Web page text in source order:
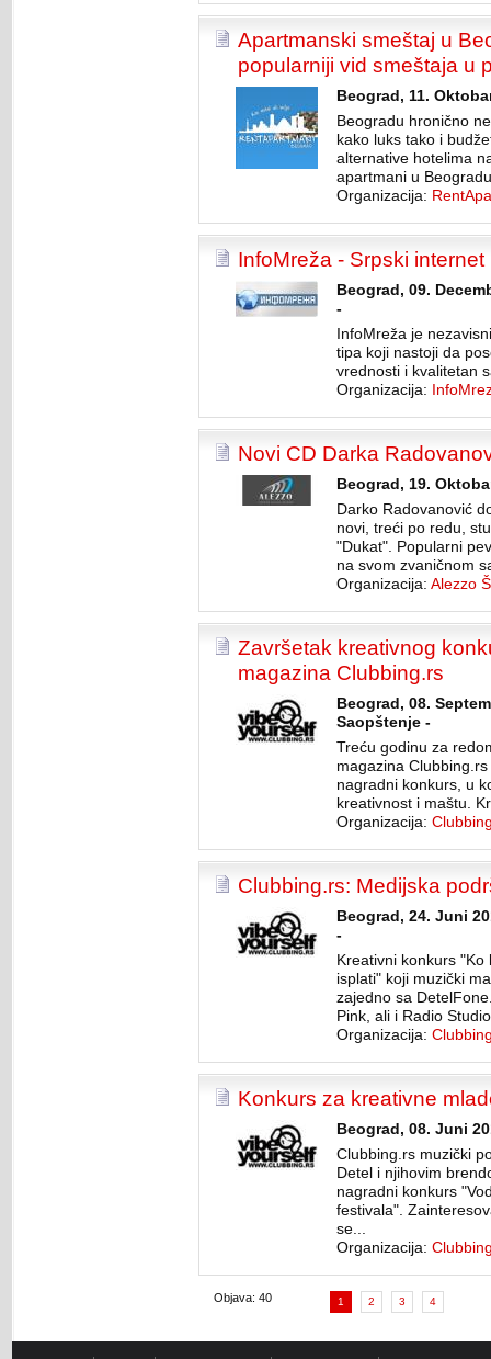
Apartmanski smeštaj u
popularniji vid smeštaja u
Beograd, 11.
Beogradu hronično
kako luks tako i
alternative hotelima
apartmani u
Organizacija:
InfoMreža - Srpski internet
Beograd, 09.
-
InfoMreža je
tipa koji nastoji da
vrednosti i kvalitetan
Organizacija:
Novi CD Darka
Beograd, 19.
Darko Radovanović
novi, treći po redu,
"Dukat". Popularni
na svom zvaničnom
Organizacija: Alezzo
Završetak kreativnog
magazina Clubbing.rs
Beograd, 08.
Saopštenje -
Treću godinu za
magazina
nagradni konkurs, u
kreativnost i maštu.
Organizacija:
Clubbing.rs: Medijska
Beograd, 24. Juni
-
Kreativni konkurs
isplati" koji muzički
zajedno sa
Pink, ali i Radio
Organizacija:
Konkurs za kreativne
Beograd, 08. Juni
Clubbing.rs muzički
Detel i njihovim
nagradni konkurs
festivala".
se...
Organizacija:
1 2 3 4
Objava: 40